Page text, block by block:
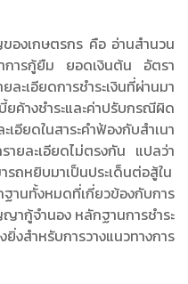
งเกษตรกร คือ อ่านสำนวน
การกู้ยืม ยอดเงินต้น อัตรา
ะเอียดการชำระเงินที่ผ่านมา
างชำระและค่าปรับกรณีผิด
อียดในสาระคำฟ้องกับสำเนา
ยละเอียดไม่ตรงกัน แปลว่า
ถหยิบมาเป็นประเด็นต่อสู้ใน
านทั้งหมดที่เกี่ยวข้องกับการ
กู้จำนอง หลักฐานการชำระ
สำหรับการวางแนวทางการ